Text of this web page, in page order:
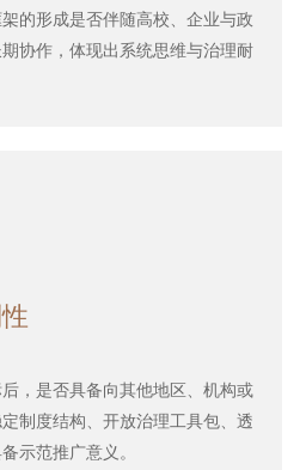
的形成是否伴随高校、企业与政
协作，体现出系统思维与治理耐
，是否具备向其他地区、机构或
制度结构、开放治理工具包、透
示范推广意义。